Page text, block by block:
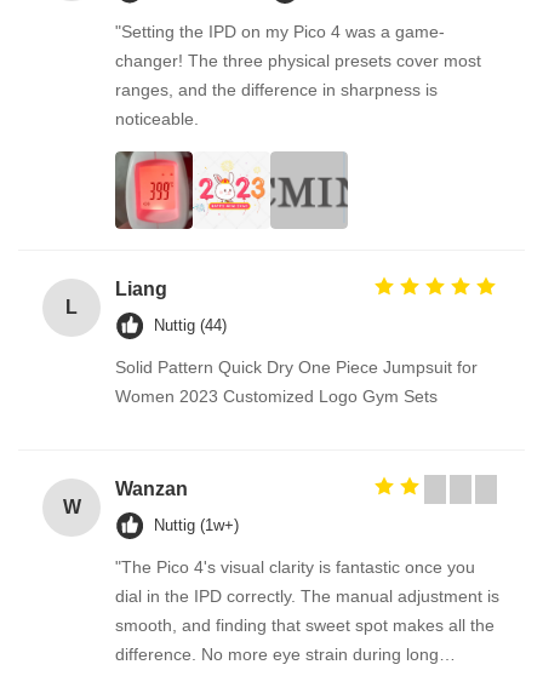
"Setting the IPD on my Pico 4 was a game-
changer! The three physical presets cover most
ranges, and the difference in sharpness is
noticeable.
L
Liang
Nuttig (44)
Solid Pattern Quick Dry One Piece Jumpsuit for
Women 2023 Customized Logo Gym Sets
W
Wanzan
Nuttig (1w+)
"The Pico 4's visual clarity is fantastic once you
dial in the IPD correctly. The manual adjustment is
smooth, and finding that sweet spot makes all the
difference. No more eye strain during long